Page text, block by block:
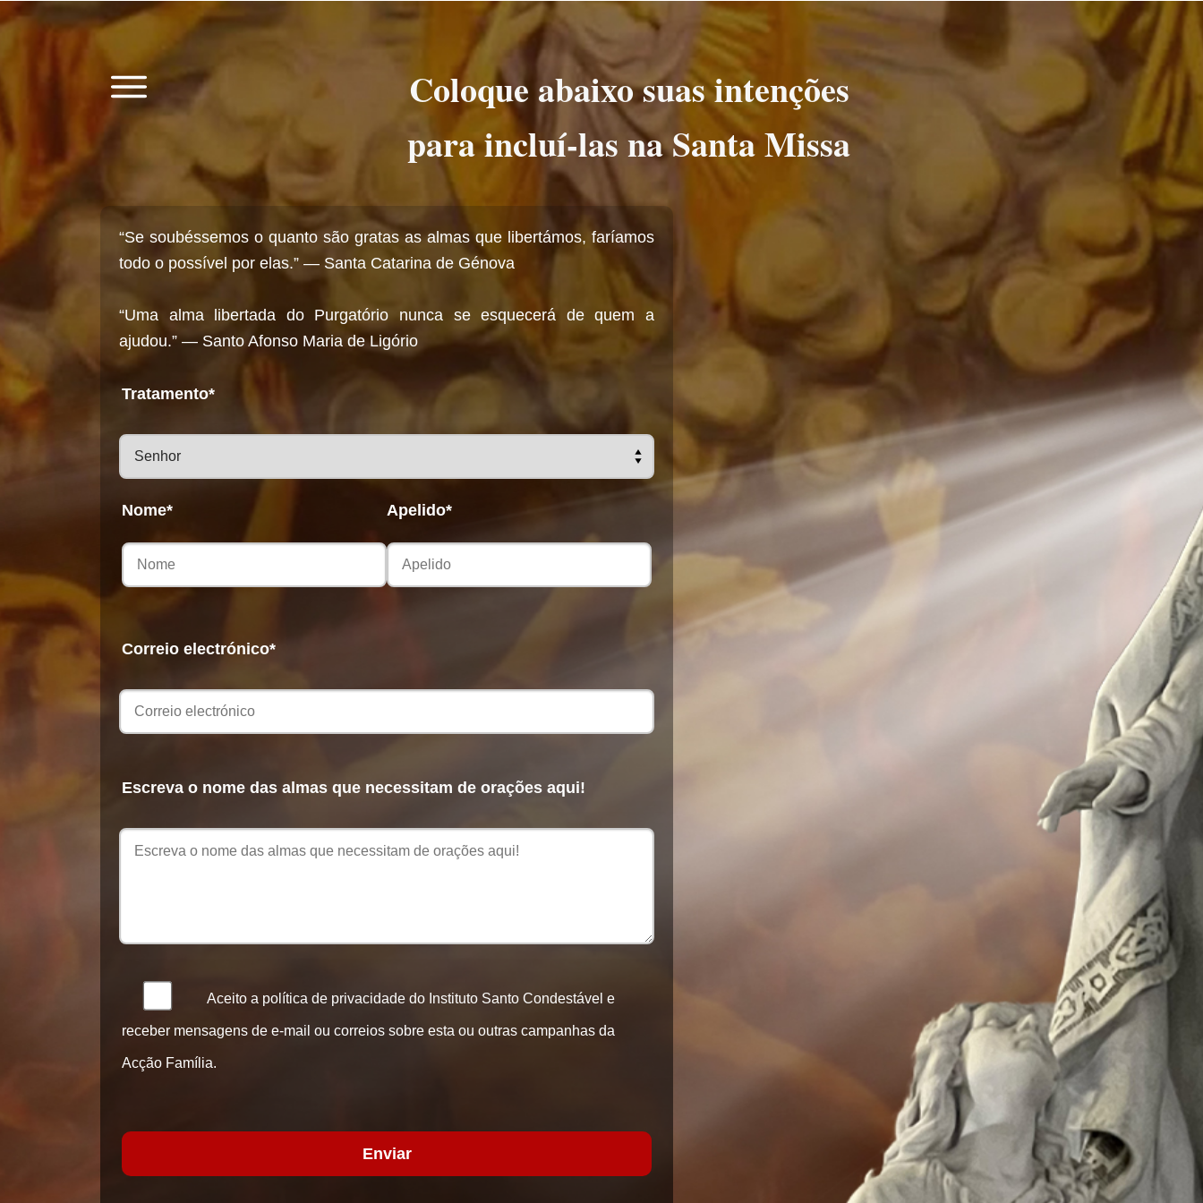
Coloque abaixo suas intenções
para incluí-las na Santa Missa
“Se soubéssemos o quanto são gratas as almas que libertámos, faríamos
todo o possível por elas.” — Santa Catarina de Génova
“Uma alma libertada do Purgatório nunca se esquecerá de quem a
ajudou.” — Santo Afonso Maria de Ligório
Tratamento*
Nome* Apelido*
Correio electrónico*
Escreva o nome das almas que necessitam de orações aqui!
Aceito a política de privacidade do Instituto Santo Condestável e
receber mensagens de e-mail ou correios sobre esta ou outras campanhas da
Acção Família.